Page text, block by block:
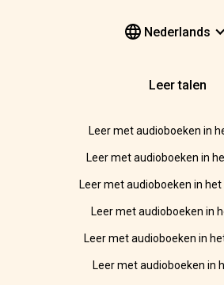
Nederlands
Leer talen
Leer met audioboeken in
Leer met audioboeken in
Leer met audioboeken in
Leer met audioboeken in
Leer met audioboeken in
Leer met audioboeken in